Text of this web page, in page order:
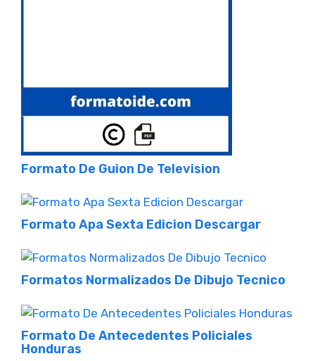
Formato De Guion De Television
Formato Apa Sexta Edicion Descargar
Formatos Normalizados De Dibujo Tecnico
Formato De Antecedentes Policiales
Honduras